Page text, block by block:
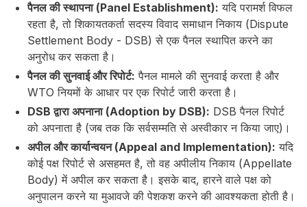
पैनल की स्थापना (Panel Establishment): यदि परामर्श विफल
रहता है, तो शिकायतकर्ता सदस्य विवाद समाधान निकाय (Dispute
Settlement Body - DSB) से एक पैनल स्थापित करने का
अनुरोध कर सकता है।
पैनल की सुनवाई और रिपोर्ट: पैनल मामले की सुनवाई करता है और
WTO नियमों के आधार पर एक रिपोर्ट जारी करता है।
DSB द्वारा अपनाना (Adoption by DSB): DSB पैनल रिपोर्ट
को अपनाता है (जब तक कि सर्वसम्मति से अस्वीकार न किया जाए)।
अपील और कार्यान्वयन (Appeal and Implementation): यदि
कोई पक्ष रिपोर्ट से असहमत है, तो वह अपीलीय निकाय (Appellate
Body) में अपील कर सकता है। इसके बाद, हारने वाले पक्ष को
अनुपालन करने या मुआवजे की पेशकश करने की आवश्यकता होती है।